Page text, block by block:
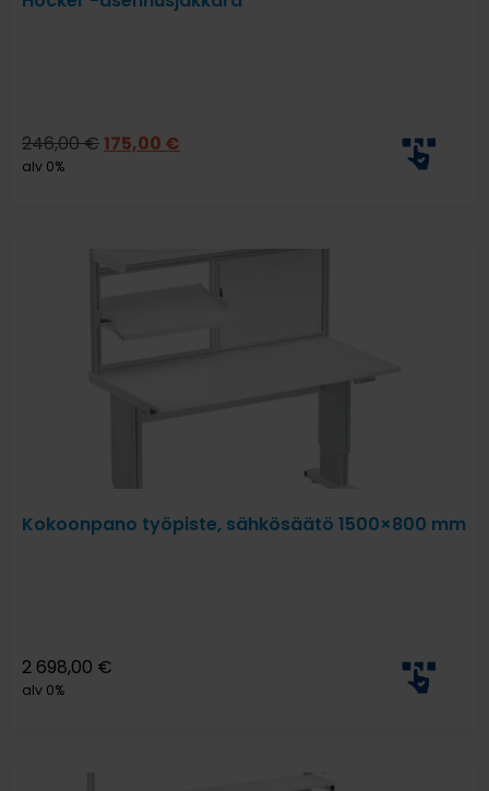
246,00€175,00 €
alv 0%
Kokoonpano työpiste, sähkösäätö 1500×800 mm
2 698,00 €
alv 0%